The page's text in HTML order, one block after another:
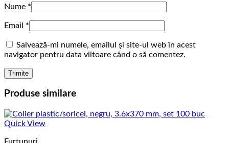
Nume *
Email *
Salvează-mi numele, emailul și site-ul web în acest
navigator pentru data viitoare când o să comentez.
Produse similare
Quick View